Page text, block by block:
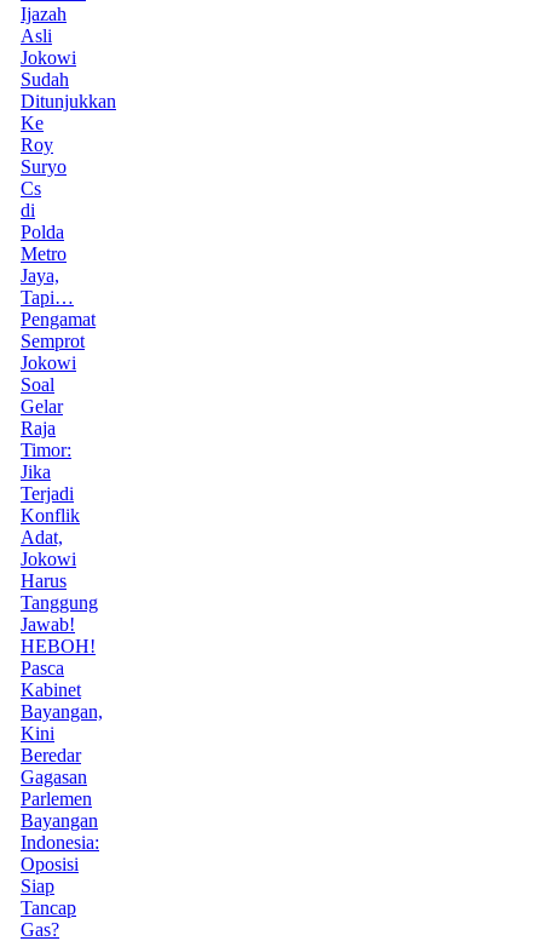
Ijazah
Asli
Jokowi
Sudah
Ditunjukkan
Ke
Roy
Suryo
Cs
di
Polda
Metro
Jaya,
Tapi…
Pengamat
Semprot
Jokowi
Soal
Gelar
Raja
Timor:
Jika
Terjadi
Konflik
Adat,
Jokowi
Harus
Tanggung
Jawab!
HEBOH!
Pasca
Kabinet
Bayangan,
Kini
Beredar
Gagasan
Parlemen
Bayangan
Indonesia:
Oposisi
Siap
Tancap
Gas?